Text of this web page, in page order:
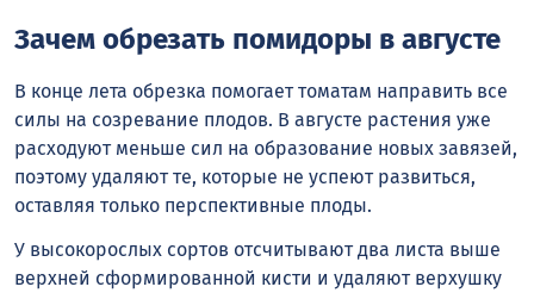
Зачем обрезать помидоры в августе
В конце лета обрезка помогает томатам направить все
силы на созревание плодов. В августе растения уже
расходуют меньше сил на образование новых завязей,
поэтому удаляют те, которые не успеют развиться,
оставляя только перспективные плоды.
У высокорослых сортов отсчитывают два листа выше
верхней сформированной кисти и удаляют верхушку